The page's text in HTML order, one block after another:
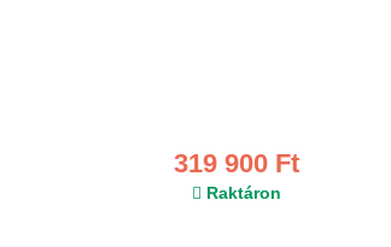
319 900 Ft
Raktáron